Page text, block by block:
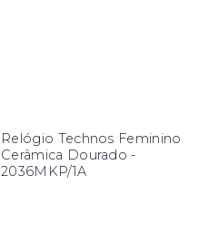
Relógio Technos Feminino
Cerâmica Dourado -
2036MKP/1A